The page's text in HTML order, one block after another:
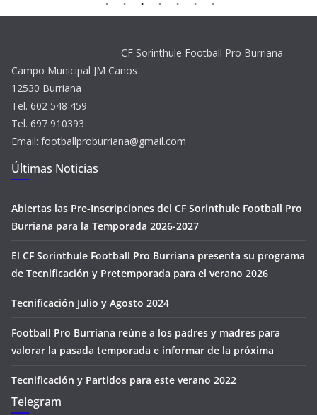
CF Sorinthule Football Pro Burriana
Campo Municipal JM Canos
12530 Burriana
Tel. 602 548 459
Tel. 697 910393
Email: footballproburriana@gmail.com
Últimas Noticias
Abiertas las Pre-Inscripciones del CF Sorinthule Football Pro
Burriana para la Temporada 2026-2027
El CF Sorinthule Football Pro Burriana presenta su programa
de Tecnificación y Pretemporada para el verano 2026
Tecnificación Julio y Agosto 2024
Football Pro Burriana reúne a los padres y madres para
valorar la pasada temporada e informar de la próxima
Tecnificación y Partidos para este verano 2022
Telegram